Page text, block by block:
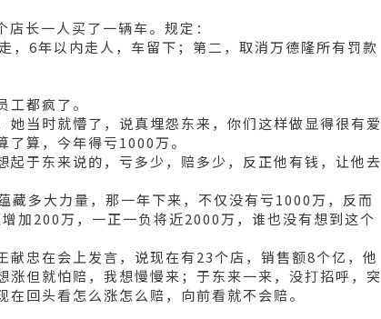
长一人买了一辆车。规定：
，6年以内走人，车留下；第二，取消万德隆所有罚款
都疯了。
当时就懵了，说真埋怨东来，你们这样做显得很有爱
算，今年得亏1000万。
于东来说的，亏多少，赔多少，反正他有钱，让他去
藏多大力量，那一年下来，不仅没有亏1000万，反而
加200万，一正一负将近2000万，谁也没有想到这个
忠在会上发言，说现在有23个店，销售额8个亿，他
但就怕赔，我想慢慢来；于东来一来，没打招呼，突
回头看怎么涨怎么赔，向前看就不会赔。